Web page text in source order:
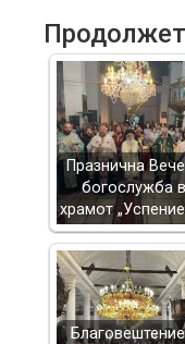
Празнична
богослужба
храмот